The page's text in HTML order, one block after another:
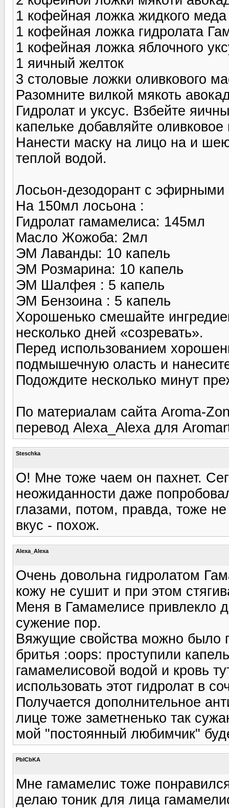
1 кофейная ложка жидкого меда
1 кофейная ложка гидролата
1 кофейная ложка яблочного
1 яичный желток
3 столовые ложки оливкового
Разомните вилкой мякоть
Гидролат и уксус. Взбейте
капельке добавляйте
Нанести маску на лицо на и
теплой водой.
Лосьон-дезодорант с
На 150мл лосьона :
Гидролат гамамелиса: 145мл
Масло Жожоба: 2мл
ЭМ Лаванды: 10 капель
ЭМ Розмарина: 10 капель
ЭМ Шалфея : 5 капель
ЭМ Бензоина : 5 капель
Хорошенько смешайте
несколько дней «созревать».
Перед использованием
подмышечную оласть и
Подождите несколько минут
По материалам сайта Aroma-
перевод Alexa_Alexa для
Steschka
О! Мне тоже чаем он пахнет.
неожиданности даже
глазами, потом, правда, тоже
вкус - похож.
Alexa_Alexa
Очень довольна гидролатом
кожу не сушит и при этом
Меня в Гамамелисе привлекло
сужение пор.
Вяжущие свойства можно было
бритья :oops: проступили
гамамелисовой водой и кровь
использовать этот гидролат в
Получается дополнительное
лице тоже заметненько так
мой "постоянный любимчик"
PbICbKA
Мне гамамелис тоже
делаю тоник для лица